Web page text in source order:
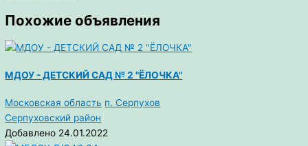
Похожие объявления
МДОУ - ДЕТСКИЙ САД № 2 "ЁЛОЧКА"
Московская область п. Серпухов
Серпуховский район
Добавлено 24.01.2022